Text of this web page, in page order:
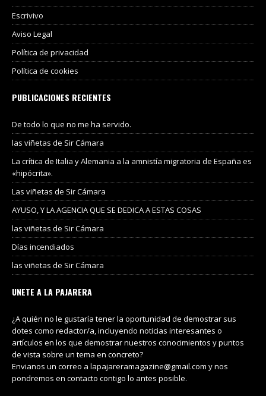
Escrivivo
Aviso Legal
Política de privacidad
Política de cookies
PUBLICACIONES RECIENTES
De todo lo que no me ha servido.
las viñetas de Sir Cámara
La crítica de Italia y Alemania a la amnistía migratoria de España es
«hipócrita».
Las viñetas de Sir Cámara
AYUSO, Y LA AGENCIA QUE SE DEDICA A ESTAS COSAS
las viñetas de Sir Cámara
Días incendiados
las viñetas de Sir Cámara
UNETE A LA PAJARERA
¿A quién no le gustaría tener la oportunidad de demostrar sus
dotes como redactor/a, incluyendo noticias interesantes o
artículos en los que demostrar nuestros conocimientos y puntos
de vista sobre un tema en concreto?
Envianos un correo a lapajareramagazine@gmail.com y nos
pondremos en contacto contigo lo antes posible.